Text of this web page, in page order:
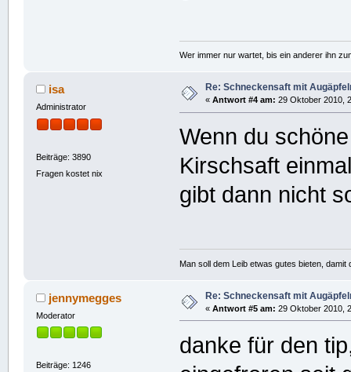
Wer immer nur wartet, bis ein anderer ihn
isa
Administrator
Beiträge: 3890
Fragen kostet nix
Re: Schneckensaft mit
« Antwort #4 am: 29 Oktober 2010,
Wenn du
Kirschsaft
gibt dann nicht
Man soll dem Leib etwas gutes bieten,
jennymegges
Moderator
Beiträge: 1246
Re: Schneckensaft mit
« Antwort #5 am: 29 Oktober 2010,
danke für den